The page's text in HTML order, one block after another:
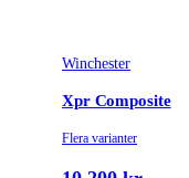
Winchester
Xpr Composite
Flera varianter